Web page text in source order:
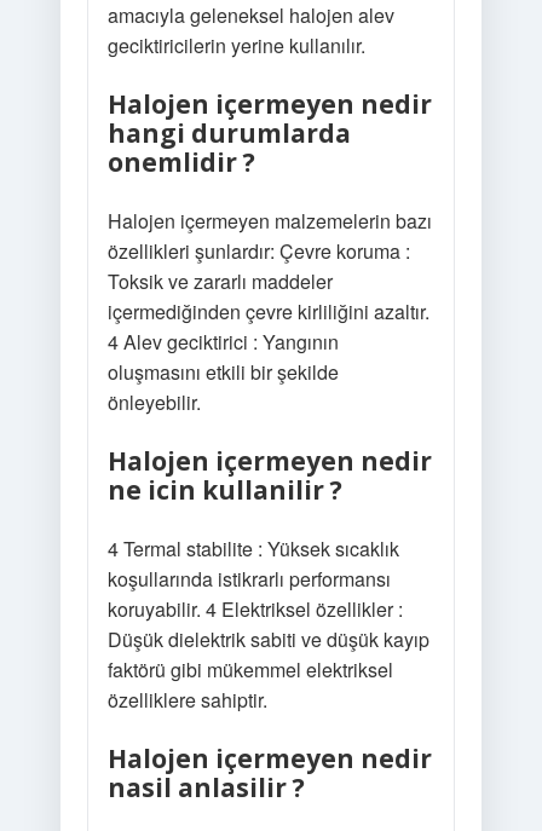
amacıyla geleneksel halojen alev
geciktiricilerin yerine kullanılır.
Halojen içermeyen nedir
hangi durumlarda
onemlidir ?
Halojen içermeyen malzemelerin bazı
özellikleri şunlardır: Çevre koruma :
Toksik ve zararlı maddeler
içermediğinden çevre kirliliğini azaltır.
4 Alev geciktirici : Yangının
oluşmasını etkili bir şekilde
önleyebilir.
Halojen içermeyen nedir
ne icin kullanilir ?
4 Termal stabilite : Yüksek sıcaklık
koşullarında istikrarlı performansı
koruyabilir. 4 Elektriksel özellikler :
Düşük dielektrik sabiti ve düşük kayıp
faktörü gibi mükemmel elektriksel
özelliklere sahiptir.
Halojen içermeyen nedir
nasil anlasilir ?